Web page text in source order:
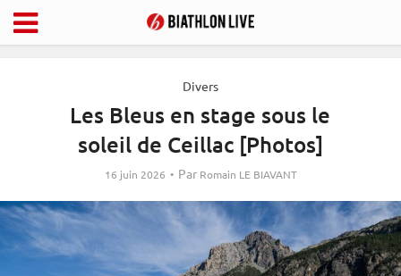
Divers
Les Bleus en stage sous le
soleil de Ceillac [Photos]
16 juin 2026 Par Romain LE BIAVANT